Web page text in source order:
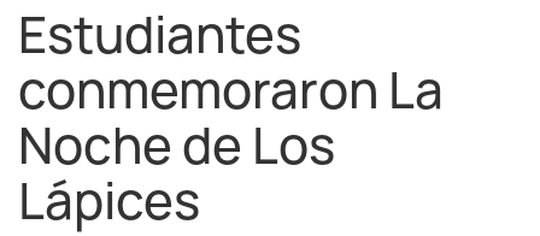
Estudiantes
conmemoraron La
Noche de Los
Lápices